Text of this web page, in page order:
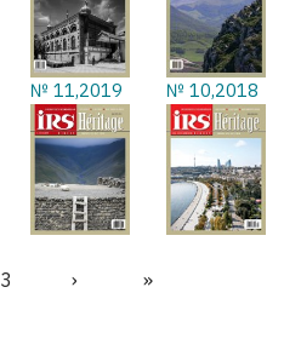
№ 11,2019 № 10,2018
Page
3
Page
›
Dernière
»